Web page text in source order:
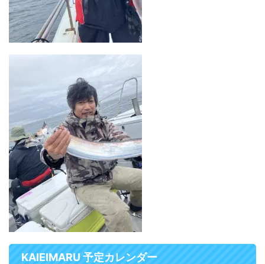
KAIEIMARU 予定カレンダー